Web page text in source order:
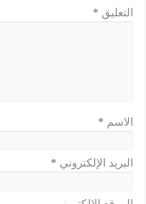
التعليق *
الاسم *
البريد الإلكتروني *